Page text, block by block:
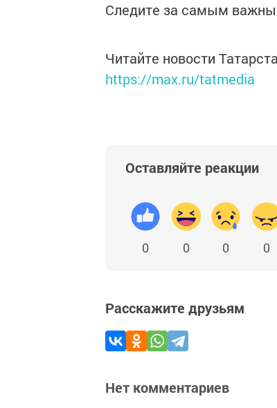
Следите за самым
Читайте новости
https://max.ru/tatmedia
Оставляйте реакции
0 0 0 0
Расскажите друзьям
Нет комментариев